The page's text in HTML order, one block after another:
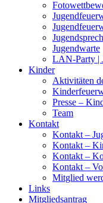
Jugendwarte
LAN-Party |
Kinder
Aktivitäten
Presse –
Team
Kontakt
Kontakt –
Kontakt –
Kontakt –
Kontakt –
Mitglied
Links
Mitgliedsantrag